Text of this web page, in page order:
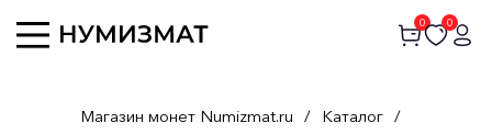
0 0
Магазин монет Numizmat.ru / Каталог /